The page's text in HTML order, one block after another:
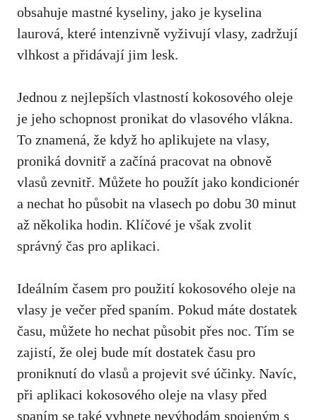
obsahuje mastné kyseliny, jako je kyselina
laurová, které intenzivně vyživují vlasy, zadržují
vlhkost a přidávají jim lesk.
Jednou z nejlepších vlastností kokosového oleje
je jeho schopnost pronikat do vlasového vlákna.
To znamená, že když ho aplikujete na vlasy,
proniká dovnitř a začíná pracovat na obnově
vlasů zevnitř. Můžete ho použít jako kondicionér
a nechat ho působit na vlasech po dobu 30 minut
až několika hodin. Klíčové je však zvolit
správný čas pro aplikaci.
Ideálním časem pro použití kokosového oleje na
vlasy je večer před spaním. Pokud máte dostatek
času, můžete ho nechat působit přes noc. Tím se
zajistí, že olej bude mít dostatek času pro
proniknutí do vlasů a projevit své účinky. Navíc,
při aplikaci kokosového oleje na vlasy před
spaním se také vyhnete nevýhodám spojeným s